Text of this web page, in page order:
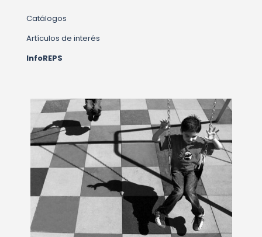
Catálogos
Artículos de interés
InfoREPS